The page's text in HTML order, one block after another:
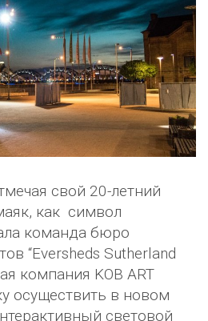
свой 20-летний
как символ
команда бюро
“Eversheds Sutherland
компания KOB ART
осуществить в новом
световой